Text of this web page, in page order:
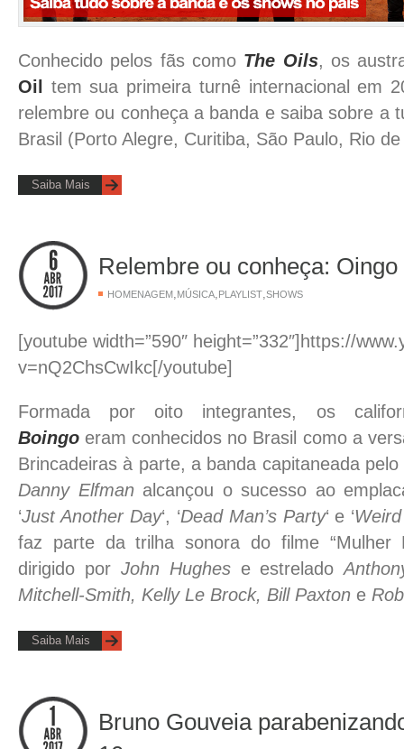
Conhecido pelos fãs como The Oils, os
Oil
tem sua primeira turnê internacional em
relembre ou conheça a banda e saiba sobre a
Brasil (Porto Alegre, Curitiba, São Paulo, Rio
Saiba Mais
Relembre ou conheça:
HOMENAGEM, MÚSICA, PLAYLIST,SHOWS
[youtube width=”590″ height=”332″]https://
v=nQ2ChsCwIkc[/youtube]
Formada por oito integrantes, os
Boingo eram conhecidos no Brasil como a
Brincadeiras à parte, a banda capitaneada
Danny Elfman alcançou o sucesso ao
‘Just Another Day‘, ‘Dead Man’s Party‘ e ‘
faz parte da trilha sonora do filme “Mulher
dirigido por John Hughese estrelado
Mitchell-Smith, Kelly Le Brock, Bill Paxton e
Saiba Mais
Bruno Gouveia